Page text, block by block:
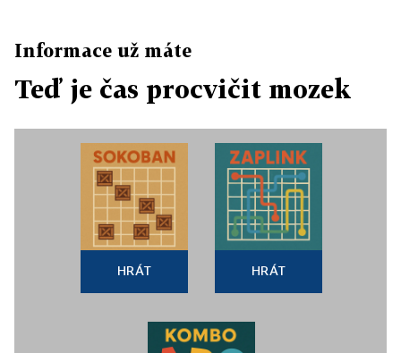
Informace už máte
Teď je čas procvičit mozek
HRÁT HRÁT